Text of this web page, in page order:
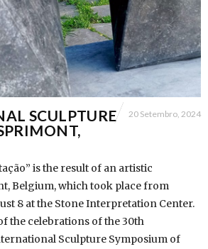
SCULPTURE
20 Setembro, 2024
is the result of an artistic
Belgium, which took place from
8 at the Stone Interpretation Center.
the celebrations of the 30th
Sculpture Symposium of